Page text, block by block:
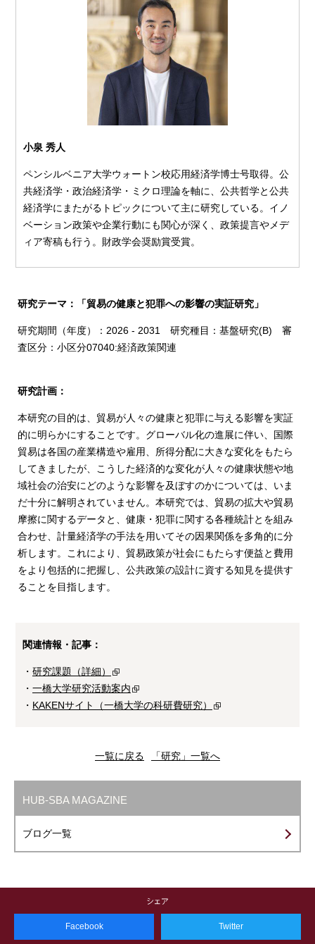
小泉 秀人
ペンシルベニア大学ウォートン校応用経済学博士号取得。公
共経済学・政治経済学・ミクロ理論を軸に、公共哲学と公共
経済学にまたがるトピックについて主に研究している。イノ
ベーション政策や企業行動にも関心が深く、政策提言やメデ
ィア寄稿も行う。財政学会奨励賞受賞。
研究テーマ：「貿易の健康と犯罪への影響の実証研究」
研究期間（年度）：2026 - 2031 研究種目：基盤研究(B) 審
査区分：小区分07040:経済政策関連
研究計画：
本研究の目的は、貿易が人々の健康と犯罪に与える影響を実証
的に明らかにすることです。グローバル化の進展に伴い、国際
貿易は各国の産業構造や雇用、所得分配に大きな変化をもたら
してきましたが、こうした経済的な変化が人々の健康状態や地
域社会の治安にどのような影響を及ぼすのかについては、いま
だ十分に解明されていません。本研究では、貿易の拡大や貿易
摩擦に関するデータと、健康・犯罪に関する各種統計とを組み
合わせ、計量経済学の手法を用いてその因果関係を多角的に分
析します。これにより、貿易政策が社会にもたらす便益と費用
をより包括的に把握し、公共政策の設計に資する知見を提供す
ることを目指します。
関連情報・記事：
・ 研究課題（詳細）
・ 一橋大学研究活動案内
・ KAKENサイト（一橋大学の科研費研究）
一覧に戻る 「研究」一覧へ
HUB-SBA MAGAZINE
ブログ一覧
Facebook Twitter